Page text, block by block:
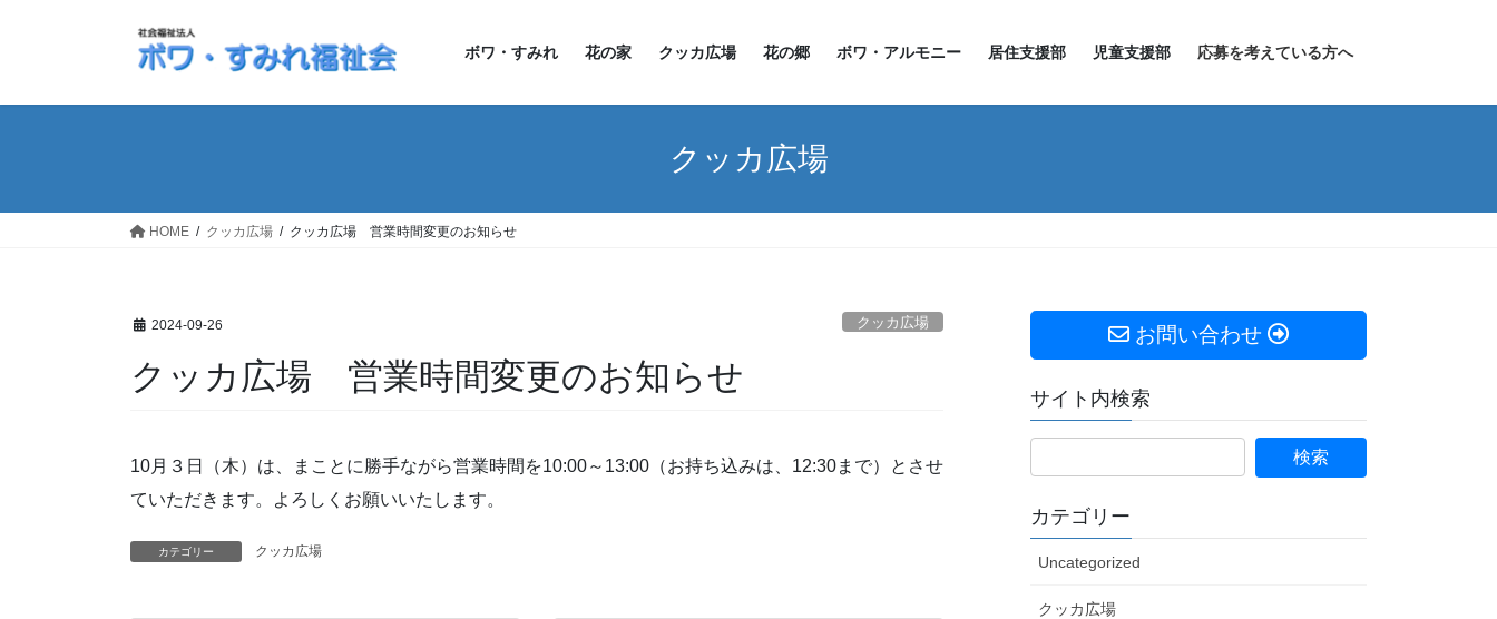
ボワ・すみれ 花の家 クッカ広場 花の郷 ボワ・アルモニー 居住支援部 児童支援部 応募を考えている方へ
クッカ広場
HOME クッカ広場 クッカ広場 営業時間変更のお知らせ
2024-09-26 クッカ広場
クッカ広場 営業時間変更のお知らせ
10月３日（木）は、まことに勝手ながら営業時間を10:00～13:00（お持ち込みは、12:30まで）とさせ
ていただきます。よろしくお願いいたします。
カテゴリー クッカ広場
お問い合わせ
サイト内検索
カテゴリー
Uncategorized
クッカ広場